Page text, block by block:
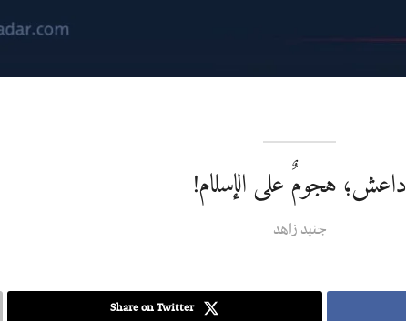
داعش؛ هجومٌ على الإسلام!
جنيد زاهد
Share on Twitter